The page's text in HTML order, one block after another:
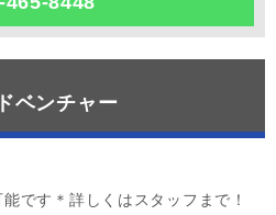
ベンチャー
です＊詳しくはスタッフまで！